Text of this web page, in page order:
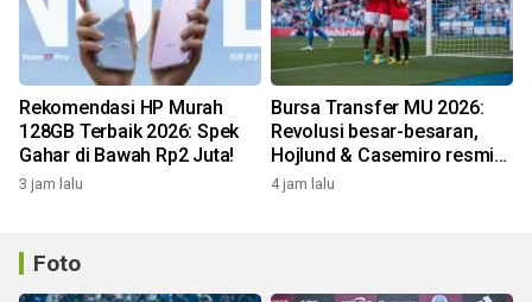
Rekomendasi HP Murah
128GB Terbaik 2026: Spek
Gahar di Bawah Rp2 Juta!
3 jam lalu
Bursa Transfer MU 2026:
Revolusi besar-besaran,
Hojlund & Casemiro resmi
didepak!
4 jam lalu
Foto